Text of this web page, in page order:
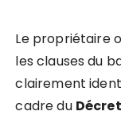
Le propriétaire
les clauses du
clairement
cadre du